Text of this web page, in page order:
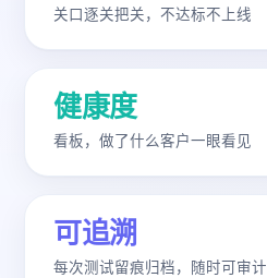
关口逐关把关，不达标不上线
健康度
看板，做了什么客户一眼看见
可追溯
每次测试留痕归档，随时可审计